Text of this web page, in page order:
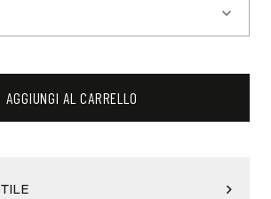
AGGIUNGI AL CARRELLO